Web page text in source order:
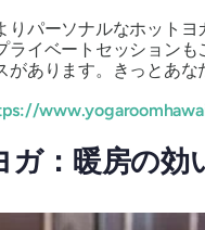
りパーソナルなホット
ライベートセッション
があります。きっとあ
ガ：暖房の効